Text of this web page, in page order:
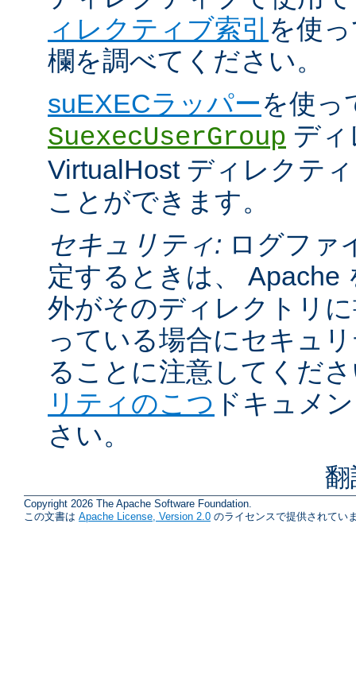
ィレクティブ索引 を使
欄を調べてください。
suEXECラッパーを使っ
SuexecUserGroup デ
VirtualHost ディレクテ
ことができます。
セキュリティ: ログファ
定するときは、 Apache
外がそのディレクトリ
っている場合にセキュ
ることに注意してくだ
リティのこつ ドキュメ
さい。
Copyright 2026 The Apache Software Foundation.
この文書は Apache License, Version 2.0 のライセンスで提供されてい